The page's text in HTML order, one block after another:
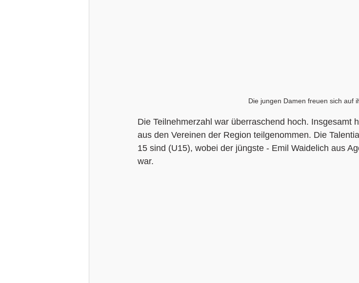
Die jungen Damen freuen sich auf
Die Teilnehmerzahl war überraschend hoch. Insgesamt
aus den Vereinen der Region teilgenommen. Die
15 sind (U15), wobei der jüngste - Emil Waidelich aus
war.